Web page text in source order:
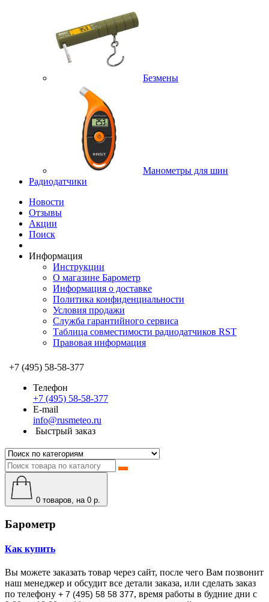
Безмены
Манометры для шин
Радиодатчики
Новости
Отзывы
Акции
Поиск
Информация
Инструкции
О магазине Барометр
Информация о доставке
Политика конфиденциальности
Условия продажи
Служба гарантийного сервиса
Таблица совместимости радиодатчиков RST
Правовая информация
+7 (495) 58-58-377
Телефон
+7 (495) 58-58-377
E-mail
info@rusmeteo.ru
Быстрый заказ
0 товаров, на 0 р.
Барометр
Как купить
Вы можете заказать товар через сайт, после чего Вам позвонит
наш менеджер и обсудит все детали заказа, или сделать заказ
по телефону + 7 (495) 58 58 377, время работы в будние дни с